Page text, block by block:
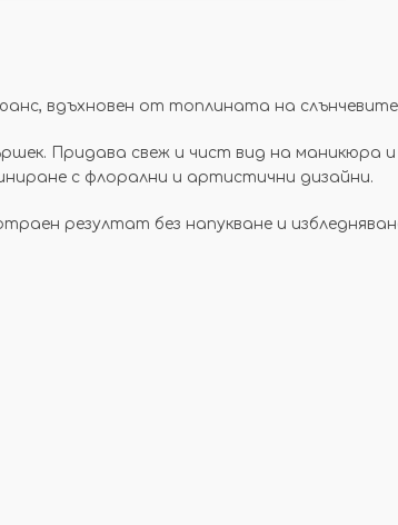
вдъхновен от топлината на
Придава свеж и чист вид на маникюра
с флорални и артистични дизайни.
резултат без напукване и